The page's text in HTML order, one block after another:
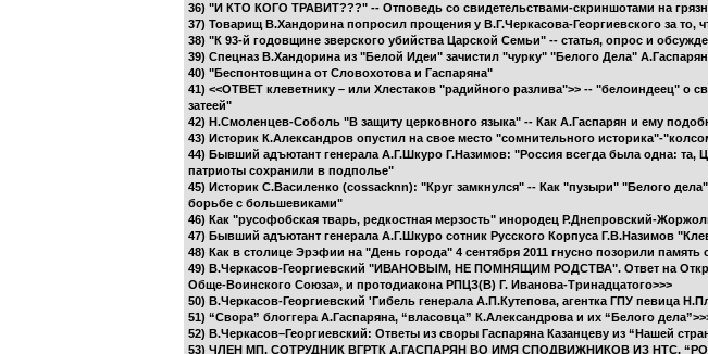
36) "И КТО КОГО ТРАВИТ???" -- Отповедь со свидетельствами-скриншотами на
37) Товарищ В.Хандорина попросил прощения у В.Г.Черкасова-Георгиевского за то,
38) "К 93-й годовщине зверского убийства Царской Семьи" -- статья, опрос и
39) Спецназ В.Хандорина из "Белой Идеи" зачистил "чурку" "Белого Дела"
40) "Беспонтовщина от Словохотова и Гаспаряна"
41) <<ОТВЕТ клеветнику – или Хлестаков "радийного разлива">> -- "белоиндеец"
затеей"
42) Н.Смоленцев-Соболь "В защиту церковного языка" -- Как А.Гаспарян и ему
43) Историк К.Александров опустил на свое место "сомнительного историка"-
44) Бывший адъютант генерала А.Г.Шкуро Г.Назимов: "Россия всегда была одна:
патриоты сохранили в подполье"
45) Историк С.Василенко (cossacknn): "Круг замкнулся" -- Как "пузыри" "Белого
борьбе с большевиками"
46) Как "русофобская тварь, редкостная мерзость" инородец Р.Днепровский-
47) Бывший адъютант генерала А.Г.Шкуро сотник Русского Корпуса Г.В.Назимов
48) Как в столице Эрэфии на "День города" 4 сентября 2011 гнусно позорили память
49) В.Черкасов-Георгиевский "ИВАНОВЫМ, НЕ ПОМНЯЩИМ РОДСТВА". Ответ на
Обще-Воинского Союза», и протодиакона РПЦЗ(В) Г. Иванова-Тринадцатого>>>
50) В.Черкасов-Георгиевский 'Гибель генерала А.П.Кутепова, агентка ГПУ певица
51) “Свора” блоггера А.Гаспаряна, “власовца” К.Александрова и их “Белого
52) В.Черкасов–Георгиевский: Ответы из своры Гаспаряна Казанцеву из “Нашей
53) ЧЛЕН МП, СОТРУДНИК ВГРТК А.ГАСПАРЯН ВО ИМЯ СПОДВИЖНИКОВ ИЗ НТС,